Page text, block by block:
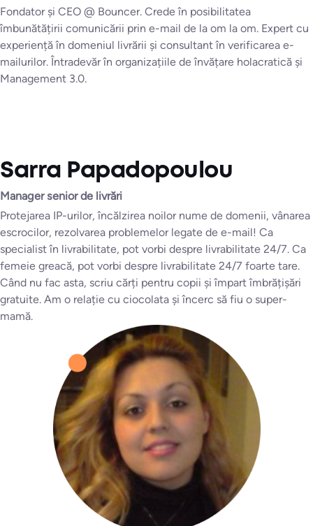
Fondator și CEO @ Bouncer. Crede în posibilitatea
îmbunătățirii comunicării prin e-mail de la om la om. Expert cu
experiență în domeniul livrării și consultant în verificarea e-
mailurilor. Întradevăr în organizațiile de învățare holacratică și
Management 3.0.
Sarra Papadopoulou
Manager senior de livrări
Protejarea IP-urilor, încălzirea noilor nume de domenii, vânarea
escrocilor, rezolvarea problemelor legate de e-mail! Ca
specialist în livrabilitate, pot vorbi despre livrabilitate 24/7. Ca
femeie greacă, pot vorbi despre livrabilitate 24/7 foarte tare.
Când nu fac asta, scriu cărți pentru copii și împart îmbrățișări
gratuite. Am o relație cu ciocolata și încerc să fiu o super-
mamă.